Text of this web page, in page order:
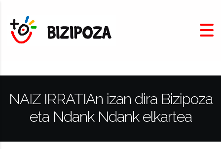
NAIZ IRRATIAn izan dira Bizipoza
eta Ndank Ndank elkartea